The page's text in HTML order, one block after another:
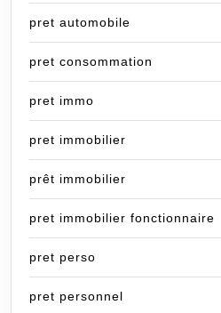
pret automobile
pret consommation
pret immo
pret immobilier
prêt immobilier
pret immobilier fonctionnaire
pret perso
pret personnel